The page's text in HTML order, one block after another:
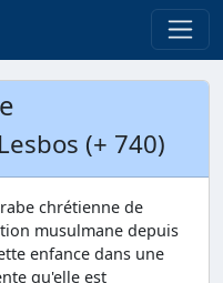
(+ 740)
chrétienne de
musulmane depuis
enfance dans une
qu'elle est